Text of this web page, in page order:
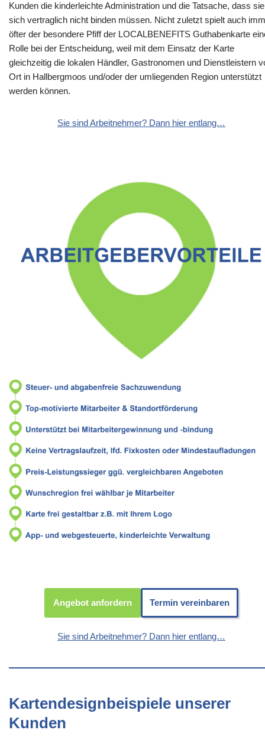
Kunden die kinderleichte Administration und die Tatsache, dass sie
sich vertraglich nicht binden müssen. Nicht zuletzt spielt auch
öfter der besondere Pfiff der LOCALBENEFITS Guthabenkarte
Rolle bei der Entscheidung, weil mit dem Einsatz der Karte
gleichzeitig die lokalen Händler, Gastronomen und Dienstleistern
Ort in Hallbergmoos und/oder der umliegenden Region unterstützt
werden können.
Sie sind Arbeitnehmer? Dann hier entlang…
Angebot anfordern Termin vereinbaren
Sie sind Arbeitnehmer? Dann hier entlang…
Kartendesignbeispiele unserer
Kunden